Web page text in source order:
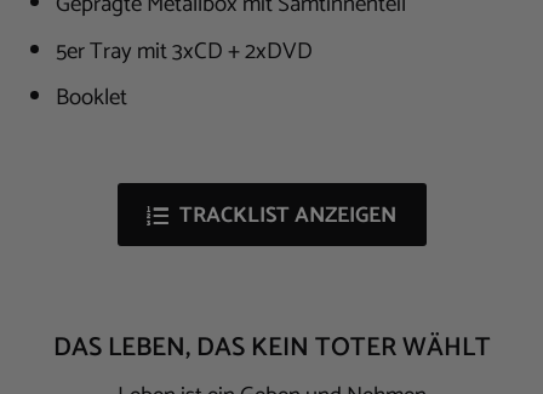
5er Tray mit 3xCD + 2xDVD
Booklet
TRACKLIST ANZEIGEN
DAS LEBEN, DAS KEIN TOTER WÄHLT